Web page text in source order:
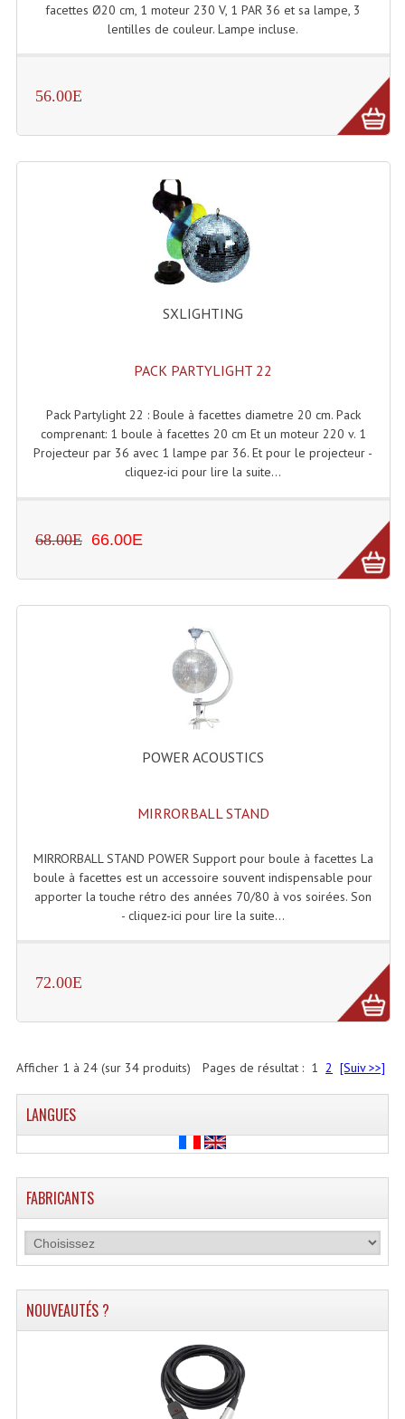
facettes Ø20 cm, 1 moteur 230 V, 1 PAR 36 et sa lampe, 3
lentilles de couleur. Lampe incluse.
56.00E
SXLIGHTING
PACK PARTYLIGHT 22
Pack Partylight 22 : Boule à facettes diametre 20 cm. Pack
comprenant: 1 boule à facettes 20 cm Et un moteur 220 v. 1
Projecteur par 36 avec 1 lampe par 36. Et pour le projecteur -
cliquez-ici pour lire la suite...
68.00E 66.00E
POWER ACOUSTICS
MIRRORBALL STAND
MIRRORBALL STAND POWER Support pour boule à facettes La
boule à facettes est un accessoire souvent indispensable pour
apporter la touche rétro des années 70/80 à vos soirées. Son
- cliquez-ici pour lire la suite...
72.00E
Pages de résultat : 1 2 [Suiv >>]
Afficher 1 à 24(sur 34produits)
LANGUES
FABRICANTS
NOUVEAUTÉS ?